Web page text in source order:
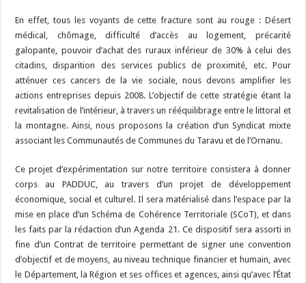
En effet, tous les voyants de cette fracture sont au rouge : Désert
médical, chômage, difficulté d’accès au logement, précarité
galopante, pouvoir d’achat des ruraux inférieur de 30% à celui des
citadins, disparition des services publics de proximité, etc. Pour
atténuer ces cancers de la vie sociale, nous devons amplifier les
actions entreprises depuis 2008. L’objectif de cette stratégie étant la
revitalisation de l’intérieur, à travers un rééquilibrage entre le littoral et
la montagne. Ainsi, nous proposons la création d’un Syndicat mixte
associant les Communautés de Communes du Taravu et de l’Ornanu.
Ce projet d’expérimentation sur notre territoire consistera à donner
corps au PADDUC, au travers d’un projet de développement
économique, social et culturel. Il sera matérialisé dans l’espace par la
mise en place d’un Schéma de Cohérence Territoriale (SCoT), et dans
les faits par la rédaction d’un Agenda 21. Ce dispositif sera assorti in
fine d’un Contrat de territoire permettant de signer une convention
d’objectif et de moyens, au niveau technique financier et humain, avec
le Département, la Région et ses offices et agences, ainsi qu’avec l’État